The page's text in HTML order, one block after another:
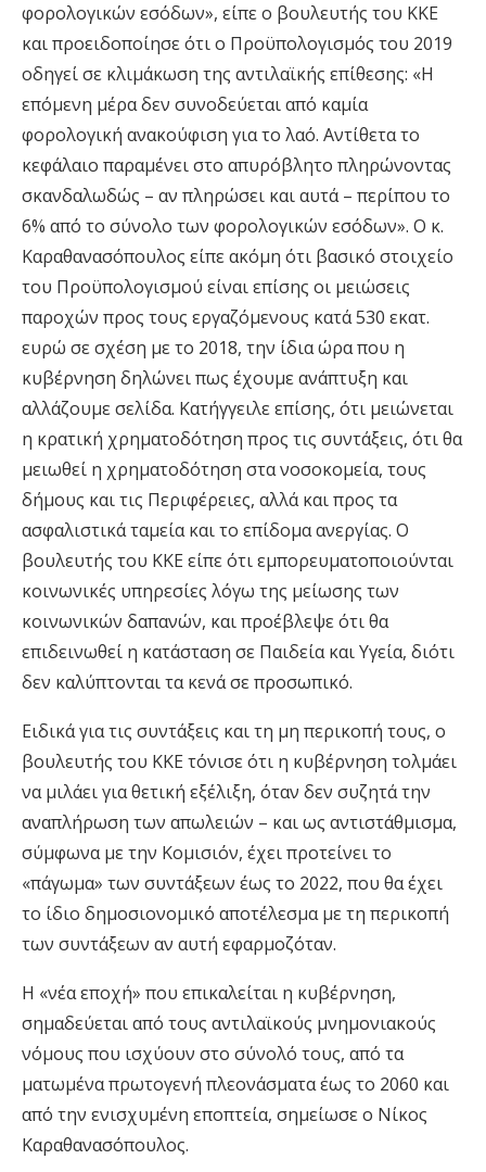
φορολογικών εσόδων», είπε ο βουλευτής του ΚΚΕ
και προειδοποίησε ότι ο Προϋπολογισμός του 2019
οδηγεί σε κλιμάκωση της αντιλαϊκής επίθεσης: «Η
επόμενη μέρα δεν συνοδεύεται από καμία
φορολογική ανακούφιση για το λαό. Αντίθετα το
κεφάλαιο παραμένει στο απυρόβλητο πληρώνοντας
σκανδαλωδώς – αν πληρώσει και αυτά – περίπου το
6% από το σύνολο των φορολογικών εσόδων». Ο κ.
Καραθανασόπουλος είπε ακόμη ότι βασικό στοιχείο
του Προϋπολογισμού είναι επίσης οι μειώσεις
παροχών προς τους εργαζόμενους κατά 530 εκατ.
ευρώ σε σχέση με το 2018, την ίδια ώρα που η
κυβέρνηση δηλώνει πως έχουμε ανάπτυξη και
αλλάζουμε σελίδα. Κατήγγειλε επίσης, ότι μειώνεται
η κρατική χρηματοδότηση προς τις συντάξεις, ότι θα
μειωθεί η χρηματοδότηση στα νοσοκομεία, τους
δήμους και τις Περιφέρειες, αλλά και προς τα
ασφαλιστικά ταμεία και το επίδομα ανεργίας. Ο
βουλευτής του ΚΚΕ είπε ότι εμπορευματοποιούνται
κοινωνικές υπηρεσίες λόγω της μείωσης των
κοινωνικών δαπανών, και προέβλεψε ότι θα
επιδεινωθεί η κατάσταση σε Παιδεία και Υγεία, διότι
δεν καλύπτονται τα κενά σε προσωπικό.
Ειδικά για τις συντάξεις και τη μη περικοπή τους, ο
βουλευτής του ΚΚΕ τόνισε ότι η κυβέρνηση τολμάει
να μιλάει για θετική εξέλιξη, όταν δεν συζητά την
αναπλήρωση των απωλειών – και ως αντιστάθμισμα,
σύμφωνα με την Κομισιόν, έχει προτείνει το
«πάγωμα» των συντάξεων έως το 2022, που θα έχει
το ίδιο δημοσιονομικό αποτέλεσμα με τη περικοπή
των συντάξεων αν αυτή εφαρμoζόταν.
Η «νέα εποχή» που επικαλείται η κυβέρνηση,
σημαδεύεται από τους αντιλαϊκούς μνημονιακούς
νόμους που ισχύουν στο σύνολό τους, από τα
ματωμένα πρωτογενή πλεονάσματα έως το 2060 και
από την ενισχυμένη εποπτεία, σημείωσε ο Νίκος
Καραθανασόπουλος.